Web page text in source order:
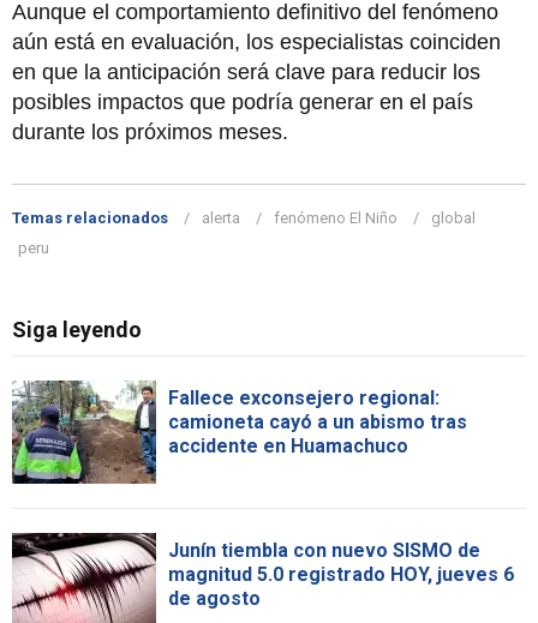
Aunque el comportamiento definitivo del fenómeno
aún está en evaluación, los especialistas coinciden
en que la anticipación será clave para reducir los
posibles impactos que podría generar en el país
durante los próximos meses.
Temas relacionados alerta fenómeno El Niño
global
peru
Siga leyendo
Fallece exconsejero regional:
camioneta cayó a un abismo tras
accidente en Huamachuco
Junín tiembla con nuevo SISMO de
magnitud 5.0 registrado HOY, jueves 6
de agosto